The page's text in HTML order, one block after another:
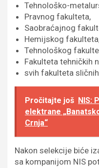
Tehnološko-
Pravnog fakulteta,
Saobraćajnog
Hemijskog
Tehnološkog
Fakulteta tehničkih
svih fakulteta
Pročitajte još NIS:
elektrane
Crnja“
Nakon selekcije biće
sa kompanijom NIS